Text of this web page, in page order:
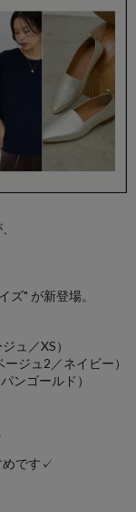
ズ" が新登場。
ュ／XS）
ジュ2／ネイビー）
ンゴールド）
めです✓